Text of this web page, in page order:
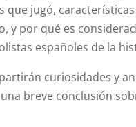
que jugó,
y por qué es
españoles de la
curiosidades y
breve conclusión